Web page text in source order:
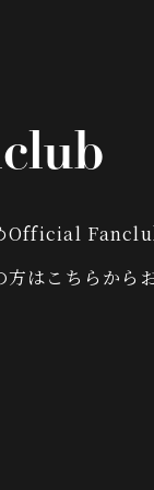
Official
はこちらから